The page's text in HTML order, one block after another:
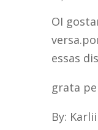
OI
essas
grata
By: